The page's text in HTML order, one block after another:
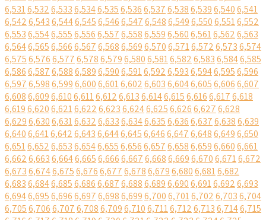
6,5316,5326,5336,5346,5356,5366,5376,5386,5396,5406,541
6,5426,5436,5446,5456,5466,5476,5486,5496,5506,5516,552
6,5536,5546,5556,5566,5576,5586,5596,5606,5616,5626,563
6,5646,5656,5666,5676,5686,5696,5706,5716,5726,5736,574
6,5756,5766,5776,5786,5796,5806,5816,5826,5836,5846,585
6,5866,5876,5886,5896,5906,5916,5926,5936,5946,5956,596
6,5976,5986,5996,6006,6016,6026,6036,6046,6056,6066,607
6,6086,6096,6106,6116,6126,6136,6146,6156,6166,6176,618
6,6196,6206,6216,6226,6236,6246,6256,6266,6276,628
6,6296,6306,6316,6326,6336,6346,6356,6366,6376,6386,639
6,6406,6416,6426,6436,6446,6456,6466,6476,6486,6496,650
6,6516,6526,6536,6546,6556,6566,6576,6586,6596,6606,661
6,6626,6636,6646,6656,6666,6676,6686,6696,6706,6716,672
6,6736,6746,6756,6766,6776,6786,6796,6806,6816,682
6,6836,6846,6856,6866,6876,6886,6896,6906,6916,6926,693
6,6946,6956,6966,6976,6986,6996,7006,7016,7026,7036,704
6,7056,7066,7076,7086,7096,7106,7116,7126,7136,7146,715